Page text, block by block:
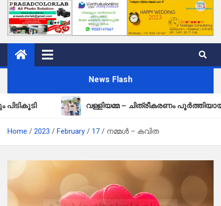
News Flash
വള്ളിയമ്മ – ചിത്രീകരണം പൂർത്തിയായി
Home 2023 February 17 നമ്മള്‍ – കവിത